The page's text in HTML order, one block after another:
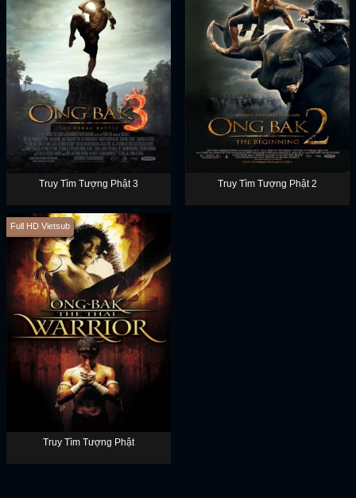
Truy Tìm Tượng Phật 3 Truy Tìm Tượng Phật 2
Full HD Vietsub
Truy Tìm Tượng Phật